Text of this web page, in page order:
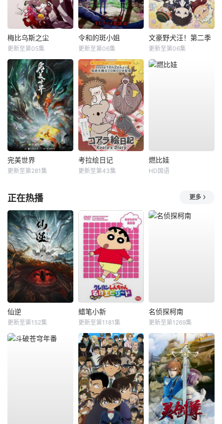
梅比乌斯之尘
更新至第05集
令和的斑小姐
更新至第06集
文豪野犬汪！第二季
更新至第06集
完美世界
更新至第281集
考拉绘日记
更新至第43集
燃比娃
HD国语
正在热播 更多
仙逆
更新至第152集
蜡笔小新
更新至第1181集
名侦探柯南
更新至第1269集